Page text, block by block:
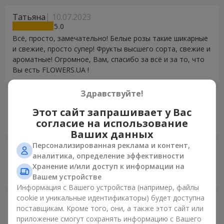
Татьяна 10.07.2023
5
Всё, просто, замечательно! Белые розы такие шикарные
и свежие, просто супер! Фрукты высшего сорта, свежие и
ароматные! Огромное, Вам, спасибо за всё и за то, что
Вы есть FLOWERS.UA !
Бугаєнко Сергій Володимирович
5
Дуже дякую, бистро та гарно. Дякую.
Катерина 17.07.2022
5
SPASIBO OGROMOE! VI SAMYE LUTSHIE!
Анна 30.05.2022
5
Здравствуйте!
Этот сайт запрашивает у Вас
согласие на использование
Ваших данных
Персонализированная реклама и контент,
аналитика, определение эффективности
Хранение и/или доступ к информации на
Вашем устройстве
Информация с Вашего устройства (например, файлы
cookie и уникальные идентификаторы) будет доступна
поставщикам. Кроме того, они, а также этот сайт или
приложение смогут сохранять информацию с Вашего